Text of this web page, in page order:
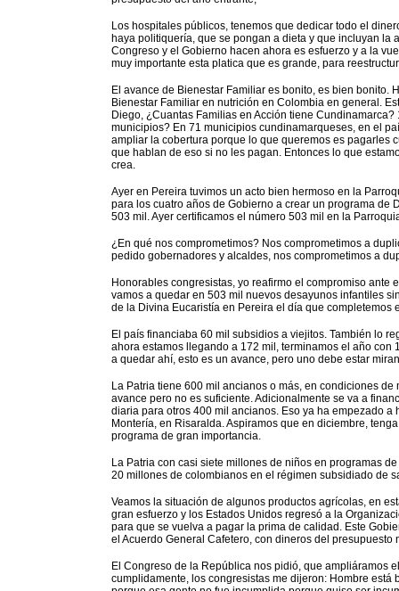
Los hospitales públicos, tenemos que dedicar todo el
haya politiquería, que se pongan a dieta y que incluyan la
Congreso y el Gobierno hacen ahora es esfuerzo y a la
muy importante esta platica que es grande, para
El avance de Bienestar Familiar es bonito, es bien bonito.
Bienestar Familiar en nutrición en Colombia en general.
Diego, ¿Cuantas Familias en Acción tiene
municipios? En 71 municipios cundinamarqueses, en el
ampliar la cobertura porque lo que queremos es pagarles
que hablan de eso si no les pagan. Entonces lo que
crea.
Ayer en Pereira tuvimos un acto bien hermoso en la
para los cuatro años de Gobierno a crear un programa de
503 mil. Ayer certificamos el número 503 mil en la
¿En qué nos comprometimos? Nos comprometimos a
pedido gobernadores y alcaldes, nos comprometimos a
Honorables congresistas, yo reafirmo el compromiso
vamos a quedar en 503 mil nuevos desayunos infantiles
de la Divina Eucaristía en Pereira el día que completemos
El país financiaba 60 mil subsidios a viejitos. También lo
ahora estamos llegando a 172 mil, terminamos el año
a quedar ahí, esto es un avance, pero uno debe estar
La Patria tiene 600 mil ancianos o más, en condiciones
avance pero no es suficiente. Adicionalmente se va a
diaria para otros 400 mil ancianos. Eso ya ha empezado
Montería, en Risaralda. Aspiramos que en diciembre,
programa de gran importancia.
La Patria con casi siete millones de niños en programas
20 millones de colombianos en el régimen subsidiado de
Veamos la situación de algunos productos agrícolas, en
gran esfuerzo y los Estados Unidos regresó a la
para que se vuelva a pagar la prima de calidad. Este
el Acuerdo General Cafetero, con dineros del
El Congreso de la República nos pidió, que ampliáramos
cumplidamente, los congresistas me dijeron: Hombre